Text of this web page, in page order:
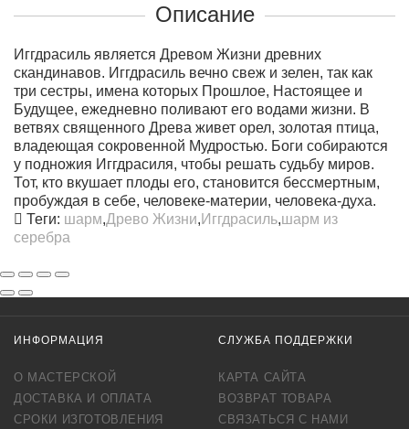
Описание
Иггдрасиль является Древом Жизни древних
скандинавов. Иггдрасиль вечно свеж и зелен, так как
три сестры, имена которых Прошлое, Настоящее и
Будущее, ежедневно поливают его водами жизни. В
ветвях священного Древа живет орел, золотая птица,
владеющая сокровенной Мудростью. Боги собираются
у подножия Иггдрасиля, чтобы решать судьбу миров.
Тот, кто вкушает плоды его, становится бессмертным,
пробуждая в себе, человеке-материи, человека-духа.
Теги: шарм,Древо Жизни,Иггдрасиль,шарм из
серебра
ИНФОРМАЦИЯ
О МАСТЕРСКОЙ
ДОСТАВКА И ОПЛАТА
СРОКИ ИЗГОТОВЛЕНИЯ
СЛУЖБА ПОДДЕРЖКИ
КАРТА САЙТА
ВОЗВРАТ ТОВАРА
СВЯЗАТЬСЯ С НАМИ